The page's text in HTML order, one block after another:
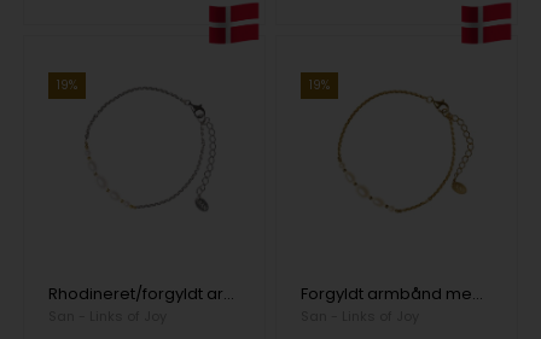
19%
Rhodineret/forgyldt armbånd med Ferskvandsperler 16+4 cm, fra San - Links of Joy
19%
Forgyldt armbånd med Ferskvandsperler 18+4 cm, fra San - Links of Joy